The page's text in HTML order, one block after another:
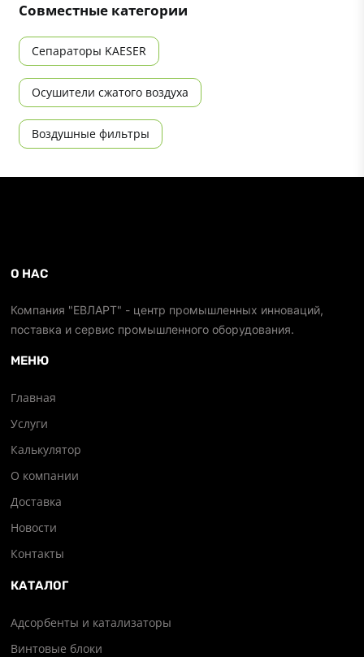
Совместные категории
Сепараторы KAESER
Осушители сжатого воздуха
Воздушные фильтры
О НАС
Компания "ЕВЛАРТ" - центр промышленных инноваций,
поставка и сервис промышленного оборудования.
МЕНЮ
Главная
Услуги
Калькулятор
О компании
Доставка
Новости
Контакты
КАТАЛОГ
Адсорбенты и катализаторы
Винтовые блоки